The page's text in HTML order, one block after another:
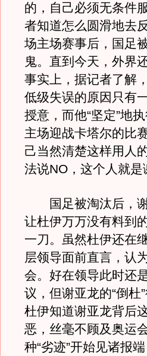
的，自己必须无条件
者知道怎么圆滑地去
场主场赛事后，国足
鬼。直到今天，外界
事实上，据记者了解
低级失误的原因只有
授意，而他“坚定”地
主场迎战卡塔尔的比
己当然清楚这样用人
法说NO，这个人就是
国足被淘汰后，谢
让杜伊万万没有料到
一刀。虽然杜伊还在
层领导面前直言，认
会。好在领导此时还
议，但谢亚龙的“倒杜
杜伊知道谢亚龙背后
恶，丝毫不顾及奥运
种“劣迹”开始见诸报